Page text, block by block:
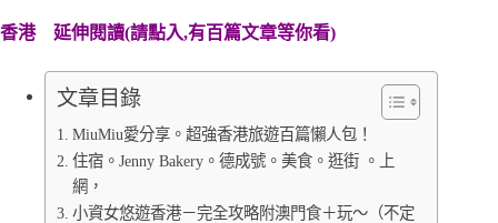
香港 延伸閱讀(請點入,有百篇文章等你看)
文章目錄
MiuMiu愛分享。超強香港旅遊百篇懶人包！
住宿。Jenny Bakery。德成號。美食。逛街 。上
網，
小資女悠遊香港－完全攻略附澳門食＋玩～（不定